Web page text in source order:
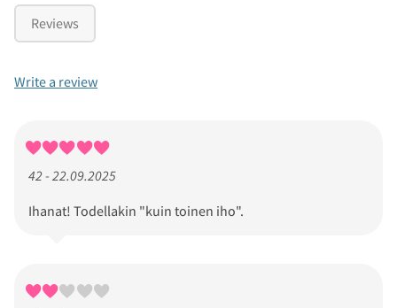
Reviews
Write a review
42 - 22.09.2025
Ihanat! Todellakin "kuin toinen iho".